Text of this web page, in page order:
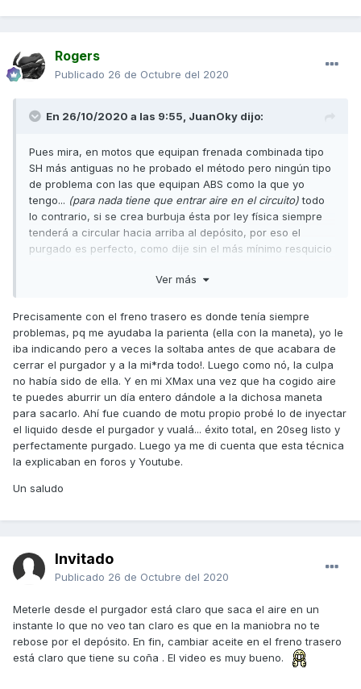
ABS o incuso para las de CBS (frenada combinada) puede
ABS o hacia el circuito trasero en el caso de CBS,
obligándonos a purgar todo el resto del circuito, ya que con
depósito sacando el aire del pistón y del latiguillo, pero no
Yo para corregir esa duda, últimamente lo que hago es
vaciar el depósito con la jeringuilla, reponer con líquido
nuevo, y luego bombear hacia el purgador abriendo
este para que el líquido nuevo empuje al viejo (siempre
cuidando que no entre aire por el purgador) hasta vaciar
medio depósito, luego relleno el depósito y tapo.
Rogers
Publicado 26 de Octubre del 2020
En 26/10/2020 a las 9:55, JuanOky dijo:
Pues mira, en motos que equipan frenada combinada tipo
SH más antiguas no he probado el método pero ningún tipo
de problema con las que equipan ABS como la que yo
tengo... (para nada tiene que entrar aire en el circuito)todo
lo contrario, si se crea burbuja ésta por ley física siempre
tenderá a circular hacia arriba al depósito, por eso el
purgado es perfecto, como dije sin el más mínimo resquicio
ayuda de otra persona para el trasero.
probé este, vamos no hay color.
Saludos
Ver más
Precisamente con el freno trasero es donde tenía siempre
problemas, pq me ayudaba la parienta (ella con la maneta), yo le
iba indicando pero a veces la soltaba antes de que acabara de
cerrar el purgador y a la mi*rda todo!. Luego como nó, la culpa
no había sido de ella. Y en mi XMax una vez que ha cogido aire
te puedes aburrir un día entero dándole a la dichosa maneta
para sacarlo. Ahí fue cuando de motu propio probé lo de inyectar
el liquido desde el purgador y vualá... éxito total, en 20seg listo y
perfectamente purgado. Luego ya me di cuenta que esta técnica
la explicaban en foros y Youtube.
Un saludo
Invitado
Publicado 26 de Octubre del 2020
Meterle desde el purgador está claro que saca el aire en un
instante lo que no veo tan claro es que en la maniobra no te
rebose por el depósito. En fin, cambiar aceite en el freno trasero
está claro que tiene su coña . El video es muy bueno.